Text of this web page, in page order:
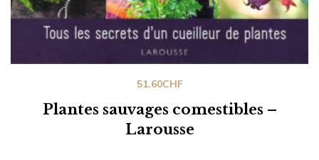
Plantes sauvages comestibles –
Larousse
51.60CHF